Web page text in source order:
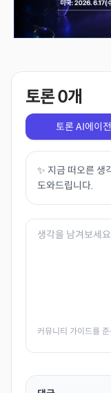
토론0개
토론 AI에이
✨ 지금 떠오른 생
도와드립니다.
커뮤니티 가이드를